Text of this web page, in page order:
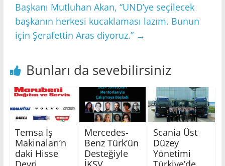
Başkanı Mutluhan Akan, “UND’ye seçilecek
başkanın herkesi kucaklaması lazım. Bunun
için Şerafettin Aras diyoruz.” →
Bunları da sevebilirsiniz
Temsa İş
Makinaları’n
daki Hisse
Mercedes-
Benz Türk’ün
Desteğiyle
Scania Üst
Düzey
Yönetimi